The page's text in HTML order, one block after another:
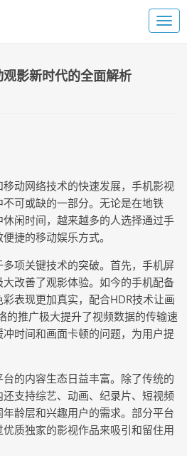
影新时代的全面解析
动网络技术的快速发展，手机影视
可或缺的一部分。无论是在地铁
休闲时间，越来越多的人选择通过手
捷的移动娱乐方式。
项关键技术的突破。首先，手机屏
改善了观影体验。如今的手机配备
表现更加真实，配合HDR技术让画
的推广极大提升了视频数据的传输速
时间和画面卡顿的问题，为用户提
的内容生态日益丰富。除了传统的
支持综艺、动画、纪录片、短视频
龄层和兴趣用户的需求。部分平台
质独家的影视作品来吸引和留住用